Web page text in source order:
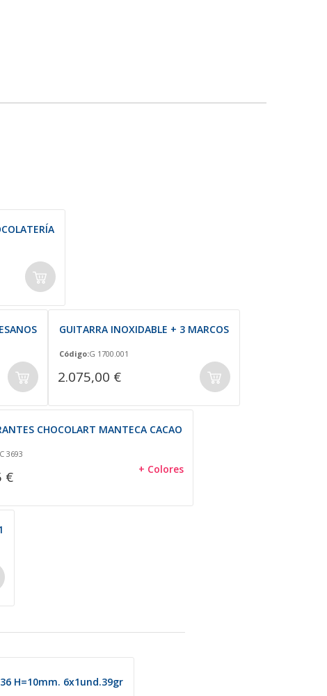
GUITARRA INOXIDABLE + 3 MARCOS
Código:G 1700.001
2.075,00 €
CHOCOLART MANTECA CACAO
C 3693
€ + Colores
H=10mm. 6x1und.39gr